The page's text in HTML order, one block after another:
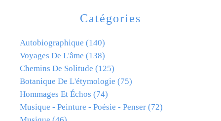
Catégories
Autobiographique (140)
Voyages De L'âme (138)
Chemins De Solitude (125)
Botanique De L'étymologie (75)
Hommages Et Échos (74)
Musique - Peinture - Poésie - Penser (72)